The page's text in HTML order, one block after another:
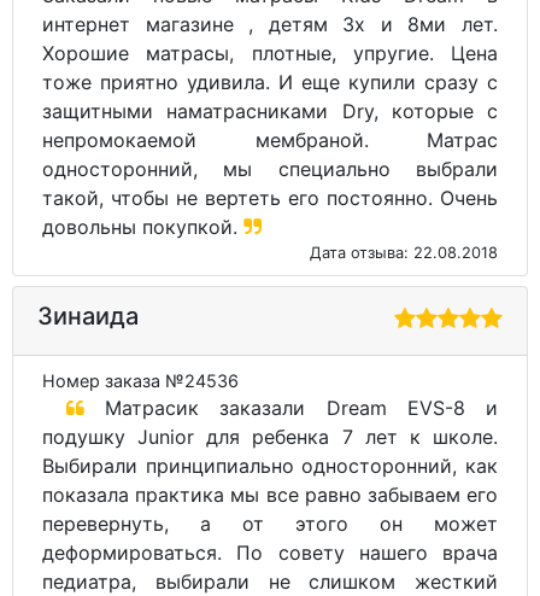
интернет магазине , детям 3х и 8ми лет.
Хорошие матрасы, плотные, упругие. Цена
тоже приятно удивила. И еще купили сразу с
защитными наматрасниками Dry, которые с
непромокаемой мембраной. Матрас
односторонний, мы специально выбрали
такой, чтобы не вертеть его постоянно. Очень
довольны покупкой.
Дата отзыва: 22.08.2018
Зинаида
Номер заказа №24536
Матрасик заказали Dream EVS-8 и
подушку Junior для ребенка 7 лет к школе.
Выбирали принципиально односторонний, как
показала практика мы все равно забываем его
перевернуть, а от этого он может
деформироваться. По совету нашего врача
педиатра, выбирали не слишком жесткий